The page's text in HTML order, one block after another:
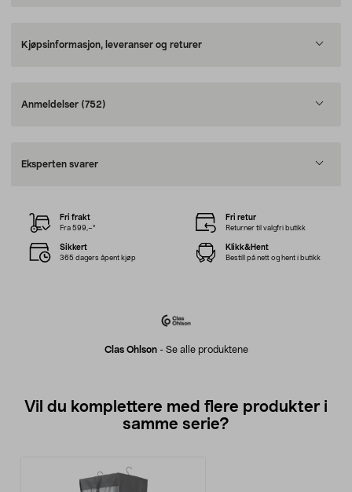
Kjøpsinformasjon, leveranser og returer
Anmeldelser (752)
Eksperten svarer
Clas Ohlson- Se alle produktene
Fri frakt
Fra 599,–*
Fri retur
Returner til valgfri butikk
Sikkert
365 dagers åpent kjøp
Klikk&Hent
Bestill på nett og hent i butikk
Vil du komplettere med flere produkter i
samme serie?